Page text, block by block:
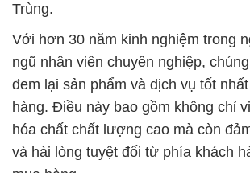
Trùng.
Với hơn 30 năm kinh nghiệm trong
ngũ nhân viên chuyên nghiệp,
đem lại sản phẩm và dịch vụ tốt
hàng. Điều này bao gồm không chỉ
hóa chất chất lượng cao mà còn
và hài lòng tuyệt đối từ phía khách